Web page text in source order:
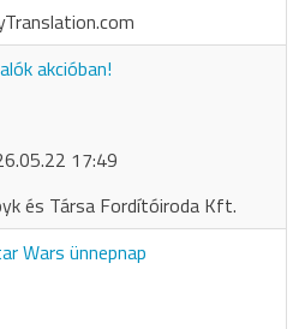
akcióban!
17:49
és Társa Fordítóiroda Kft.
Wars ünnepnap